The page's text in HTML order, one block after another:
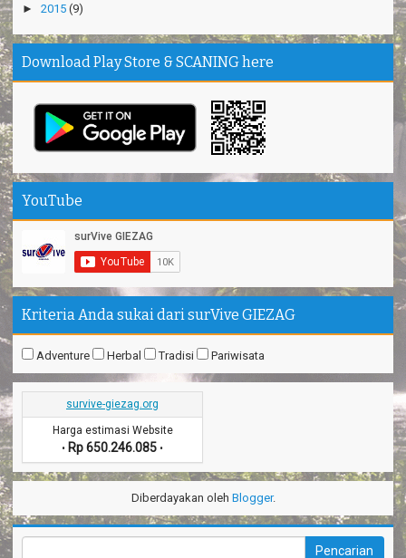
► 2015 (9)
Download Play Store & SCANING here
YouTube
Kriteria Anda sukai dari surVive GIEZAG
Adventure Herbal Tradisi Pariwisata
survive-giezag.org
Harga estimasi Website
• Rp 650.246.085 •
Diberdayakan oleh Blogger.